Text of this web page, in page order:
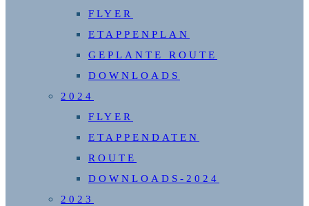
FLYER
ETAPPENPLAN
GEPLANTE ROUTE
DOWNLOADS
2024
FLYER
ETAPPENDATEN
ROUTE
DOWNLOADS-2024
2023